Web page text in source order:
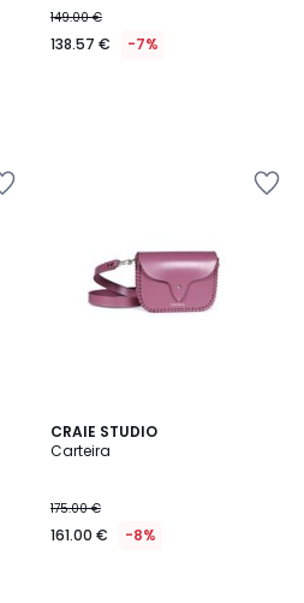
149.00 €
138.57 € -7%
CRAIE STUDIO
Carteira
175.00 €
161.00 € -8%